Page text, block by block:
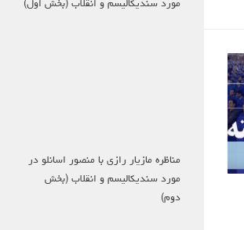
مورد سندیکالیسم و انقلاب (بخش اول)
مناظره مازیار رازی با منصور اسانلو در
مورد سندیکالیسم و انقلاب (بخش
دوم)